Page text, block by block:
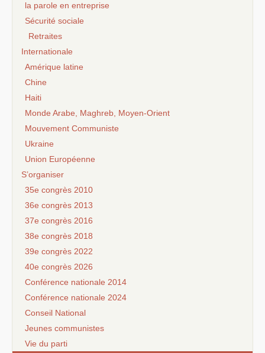
la parole en entreprise
Sécurité sociale
Retraites
Internationale
Amérique latine
Chine
Haiti
Monde Arabe, Maghreb, Moyen-Orient
Mouvement Communiste
Ukraine
Union Européenne
S’organiser
35e congrès 2010
36e congrès 2013
37e congrès 2016
38e congrès 2018
39e congrès 2022
40e congrès 2026
Conférence nationale 2014
Conférence nationale 2024
Conseil National
Jeunes communistes
Vie du parti